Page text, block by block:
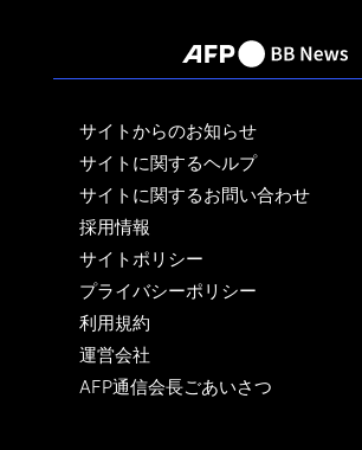
サイトからのお知らせ
サイトに関するヘルプ
サイトに関するお問い合わせ
採用情報
サイトポリシー
プライバシーポリシー
利用規約
運営会社
AFP通信会長ごあいさつ